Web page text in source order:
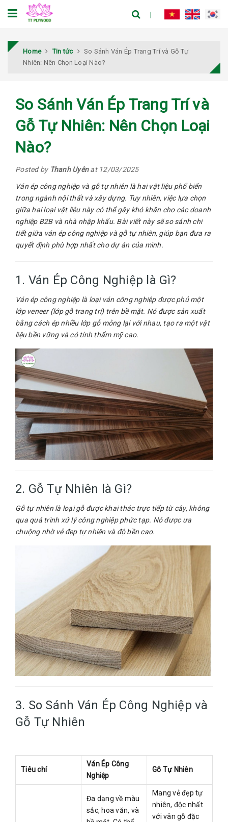
Home Tin tức
So Sánh Ván Ép Trang Trí và Gỗ Tự
Nhiên: Nên Chọn Loại Nào?
So Sánh Ván Ép Trang Trí và
Gỗ Tự Nhiên: Nên Chọn Loại
Nào?
Posted by Thanh Uyênat 12/03/2025
Ván ép công nghiệp và gỗ tự nhiên là hai vật liệu phổ biến
trong ngành nội thất và xây dựng. Tuy nhiên, việc lựa chọn
giữa hai loại vật liệu này có thể gây khó khăn cho các doanh
nghiệp B2B và nhà nhập khẩu. Bài viết này sẽ so sánh chi
tiết giữa ván ép công nghiệp và gỗ tự nhiên, giúp bạn đưa ra
quyết định phù hợp nhất cho dự án của mình.
1. Ván Ép Công Nghiệp là Gì?
Ván ép công nghiệp là loại ván công nghiệp được phủ một
lớp veneer (lớp gỗ trang trí) trên bề mặt. Nó được sản xuất
bằng cách ép nhiều lớp gỗ mỏng lại với nhau, tạo ra một vật
liệu bền vững và có tính thẩm mỹ cao.
2. Gỗ Tự Nhiên là Gì?
Gỗ tự nhiên là loại gỗ được khai thác trực tiếp từ cây, không
qua quá trình xử lý công nghiệp phức tạp. Nó được ưa
chuộng nhờ vẻ đẹp tự nhiên và độ bền cao.
3. So Sánh Ván Ép Công Nghiệp và
Gỗ Tự Nhiên
Tiêu chí
Ván Ép Công
Nghiệp
Gỗ Tự Nhiên
Đa dạng về màu
sắc, hoa văn, và
Mang vẻ đẹp tự
nhiên, độc nhất
với vân gỗ đặc